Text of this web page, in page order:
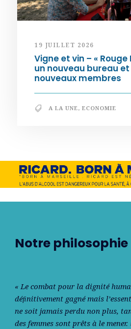
19 JUILLET 2026
Vigne et vin – « Rouge
un nouveau bureau
nouveaux membres
A LA UNE, ECONOMIE
Notre philosophie
« Le combat pour la dignité
déﬁnitivement gagné mais
ne soit jamais perdu non plus,
des femmes sont prêts à le mener.